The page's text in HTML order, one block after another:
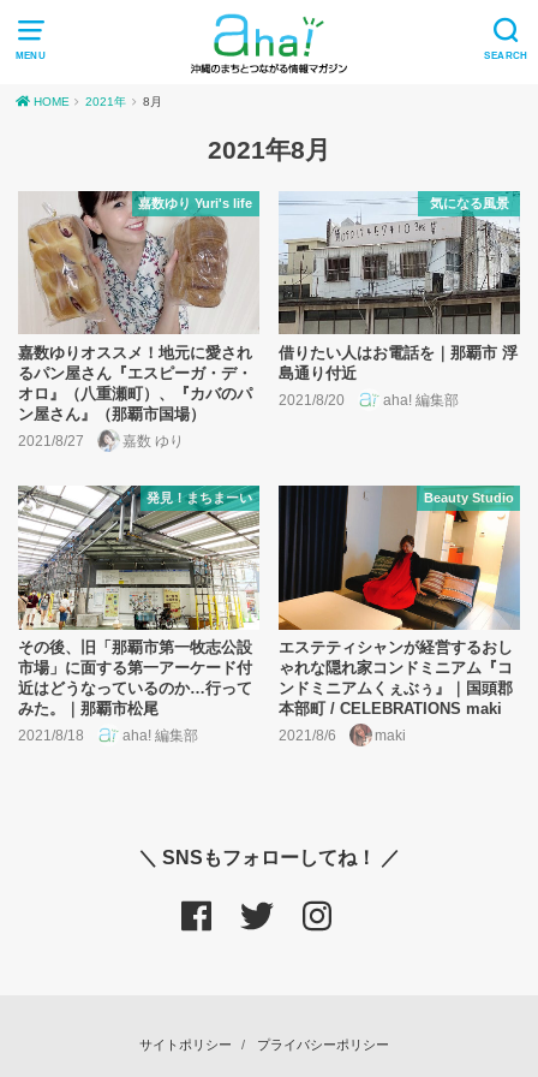
MENU SEARCH
HOME 2021年 8月
2021年8月
嘉数ゆり Yuri's life
嘉数ゆりオススメ！地元に愛され
るパン屋さん『エスピーガ・デ・
オロ』（八重瀬町）、『カバのパ
ン屋さん』（那覇市国場）
2021/8/27 嘉数 ゆり
気になる風景
借りたい人はお電話を｜那覇市 浮
島通り付近
2021/8/20 aha! 編集部
発見！まちまーい
その後、旧「那覇市第一牧志公設
市場」に面する第一アーケード付
近はどうなっているのか…行って
みた。｜那覇市松尾
2021/8/18 aha! 編集部
Beauty Studio
エステティシャンが経営するおし
ゃれな隠れ家コンドミニアム『コ
ンドミニアムくぇぶぅ』｜国頭郡
本部町 / CELEBRATIONS maki
2021/8/6 maki
＼ SNSもフォローしてね！ ／
サイトポリシー プライバシーポリシー